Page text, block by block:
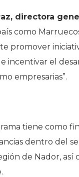
directora
como
promover
incentivar el
empresarias”.
tiene como
dentro del
de Nador, así